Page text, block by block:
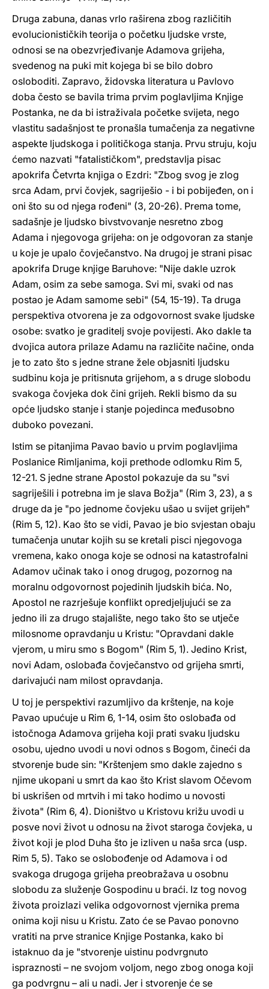
Druga zabuna, danas vrlo raširena zbog različitih
evolucionističkih teorija o početku ljudske vrste,
odnosi se na obezvrjeđivanje Adamova grijeha,
svedenog na puki mit kojega bi se bilo dobro
osloboditi. Zapravo, židovska literatura u Pavlovo
doba često se bavila trima prvim poglavljima Knjige
Postanka, ne da bi istraživala početke svijeta, nego
vlastitu sadašnjost te pronašla tumačenja za negativne
aspekte ljudskoga i političkoga stanja. Prvu struju, koju
ćemo nazvati "fatalističkom", predstavlja pisac
apokrifa Četvrta knjiga o Ezdri: "Zbog svog je zlog
srca Adam, prvi čovjek, sagriješio - i bi pobijeđen, on i
oni što su od njega rođeni" (3, 20-26). Prema tome,
sadašnje je ljudsko bivstvovanje nesretno zbog
Adama i njegovoga grijeha: on je odgovoran za stanje
u koje je upalo čovječanstvo. Na drugoj je strani pisac
apokrifa Druge knjige Baruhove: "Nije dakle uzrok
Adam, osim za sebe samoga. Svi mi, svaki od nas
postao je Adam samome sebi" (54, 15-19). Ta druga
perspektiva otvorena je za odgovornost svake ljudske
osobe: svatko je graditelj svoje povijesti. Ako dakle ta
dvojica autora prilaze Adamu na različite načine, onda
je to zato što s jedne strane žele objasniti ljudsku
sudbinu koja je pritisnuta grijehom, a s druge slobodu
svakoga čovjeka dok čini grijeh. Rekli bismo da su
opće ljudsko stanje i stanje pojedinca međusobno
duboko povezani.
Istim se pitanjima Pavao bavio u prvim poglavljima
Poslanice Rimljanima, koji prethode odlomku Rim 5,
12-21. S jedne strane Apostol pokazuje da su "svi
sagriješili i potrebna im je slava Božja" (Rim 3, 23), a s
druge da je "po jednome čovjeku ušao u svijet grijeh"
(Rim 5, 12). Kao što se vidi, Pavao je bio svjestan obaju
tumačenja unutar kojih su se kretali pisci njegovoga
vremena, kako onoga koje se odnosi na katastrofalni
Adamov učinak tako i onog drugog, pozornog na
moralnu odgovornost pojedinih ljudskih bića. No,
Apostol ne razrješuje konflikt opredjeljujući se za
jedno ili za drugo stajalište, nego tako što se utječe
milosnome opravdanju u Kristu: "Opravdani dakle
vjerom, u miru smo s Bogom" (Rim 5, 1). Jedino Krist,
novi Adam, oslobađa čovječanstvo od grijeha smrti,
darivajući nam milost opravdanja.
U toj je perspektivi razumljivo da krštenje, na koje
Pavao upućuje u Rim 6, 1-14, osim što oslobađa od
istočnoga Adamova grijeha koji prati svaku ljudsku
osobu, ujedno uvodi u novi odnos s Bogom, čineći da
stvorenje bude sin: "Krštenjem smo dakle zajedno s
njime ukopani u smrt da kao što Krist slavom Očevom
bi uskrišen od mrtvih i mi tako hodimo u novosti
života" (Rim 6, 4). Dioništvo u Kristovu križu uvodi u
posve novi život u odnosu na život staroga čovjeka, u
život koji je plod Duha što je izliven u naša srca (usp.
Rim 5, 5). Tako se oslobođenje od Adamova i od
svakoga drugoga grijeha preobražava u osobnu
slobodu za služenje Gospodinu u braći. Iz tog novog
života proizlazi velika odgovornost vjernika prema
onima koji nisu u Kristu. Zato će se Pavao ponovno
vratiti na prve stranice Knjige Postanka, kako bi
istaknuo da je "stvorenje uistinu podvrgnuto
ispraznosti – ne svojom voljom, nego zbog onoga koji
ga podvrgnu – ali u nadi. Jer i stvorenje će se